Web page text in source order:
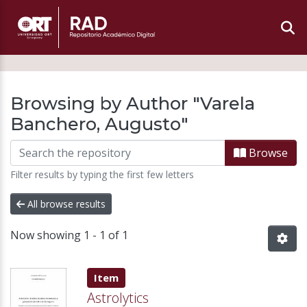
Browsing by Author "Varela
Banchero, Augusto"
Browse
Filter results by typing the first few letters
All browse results
Now showing 1 - 1 of 1
Item type:
Item,
Astrolytics